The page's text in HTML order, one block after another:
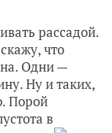
рассадой.
что
Одни —
Ну и таких,
Порой
в